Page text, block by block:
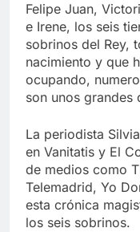
Felipe Juan,
e Irene, los seis
sobrinos del Rey,
nacimiento y que
ocupando,
son unos grandes
La periodista
en Vanitatis y El
de medios como
Telemadrid, Yo
esta crónica
los seis sobrinos.